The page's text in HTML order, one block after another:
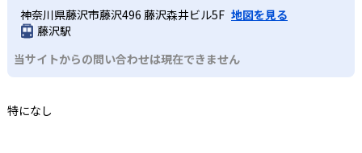
神奈川県藤沢市藤沢496 藤沢森井ビル5F 地図を見る
藤沢駅
当サイトからの問い合わせは現在できません
特になし